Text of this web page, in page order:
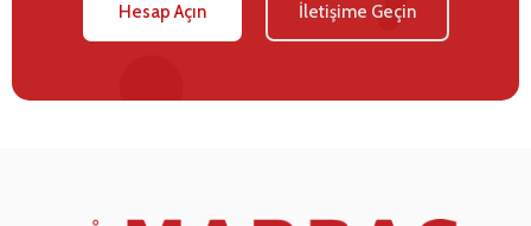
Hesap Açın İletişime Geçin